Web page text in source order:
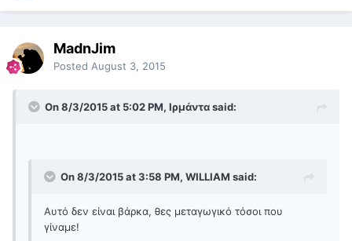
MadnJim
Posted August 3, 2015
On 8/3/2015 at 5:02 PM, Ιρμάντα said:
On 8/3/2015 at 3:58 PM, WILLIAM said:
Αυτό δεν είναι βάρκα, θες μεταγωγικό τόσοι που
γίναμε!